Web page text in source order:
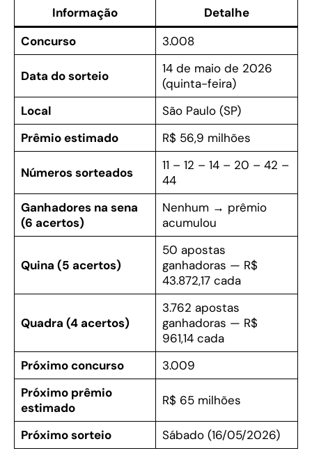
Informação
Detalhe
Concurso
3.008
Data do sorteio
14 de maio de 2026
(quinta-feira)
Local
São Paulo (SP)
Prêmio estimado
R$ 56,9 milhões
Números sorteados
11 – 12 – 14 – 20 – 42 –
44
Ganhadores na sena
(6 acertos)
Nenhum → prêmio
acumulou
Quina (5 acertos)
50 apostas
ganhadoras — R$
43.872,17 cada
Quadra (4 acertos)
3.762 apostas
ganhadoras — R$
961,14 cada
Próximo concurso
3.009
Próximo prêmio
estimado
R$ 65 milhões
Próximo sorteio Sábado (16/05/2026)